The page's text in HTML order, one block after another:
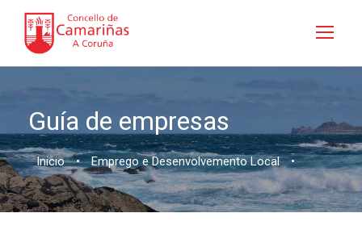
Guía de empresas
Inicio • Emprego e Desenvolvemento Local •